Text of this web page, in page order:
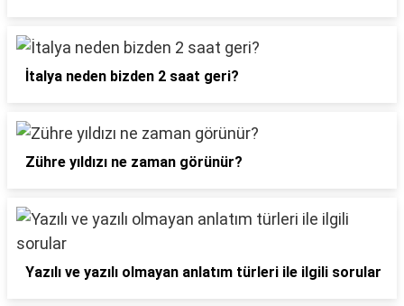
İtalya neden bizden 2 saat geri?
Zühre yıldızı ne zaman görünür?
Yazılı ve yazılı olmayan anlatım türleri ile ilgili sorular